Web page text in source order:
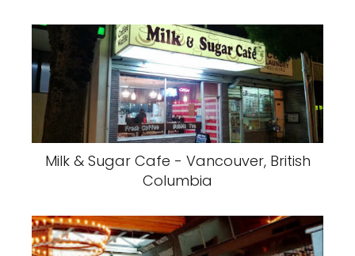
Milk & Sugar Cafe - Vancouver, British
Columbia